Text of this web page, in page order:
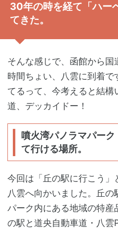
30年の時を経て「ハー
てきた。
そんな感じで、函館から国
時間ちょい、八雲に到着
てるって、今考えると結
道、デッカイドー！
噴火湾パノラマパー
て行ける場所。
今回は「丘の駅に行こう」
八雲へ向かいました。丘
パーク内にある地域の特産
の駅と道央自動車道・八雲